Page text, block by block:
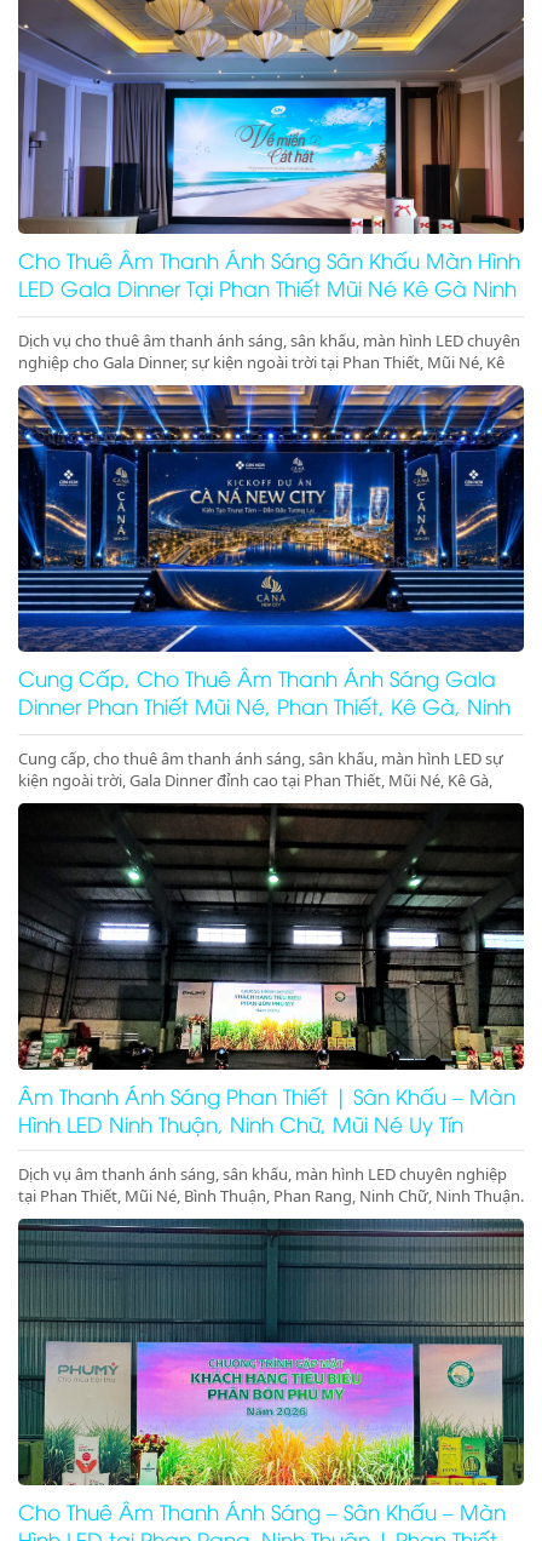
Cho Thuê Âm Thanh Ánh Sáng Sân Khấu Màn Hình
LED Gala Dinner Tại Phan Thiết Mũi Né Kê Gà Ninh
Thuận Ninh Chữ Vĩnh Hy Giá Rẻ Uy Tín
Dịch vụ cho thuê âm thanh ánh sáng, sân khấu, màn hình LED chuyên
nghiệp cho Gala Dinner, sự kiện ngoài trời tại Phan Thiết, Mũi Né, Kê
Gà, Ninh Thuận, Ninh Chữ, Vĩnh Hy. Thiết bị hiện đại, giá gốc tại kho,
phục vụ tận tâm. Gọi ngay hotline để nhận báo giá ưu đãi tốt nhất
hôm nay!
Cung Cấp, Cho Thuê Âm Thanh Ánh Sáng Gala
Dinner Phan Thiết Mũi Né, Phan Thiết, Kê Gà, Ninh
Thuận
Cung cấp, cho thuê âm thanh ánh sáng, sân khấu, màn hình LED sự
kiện ngoài trời, Gala Dinner đỉnh cao tại Phan Thiết, Mũi Né, Kê Gà,
Ninh Thuận, Ninh Chữ, Vĩnh Hy. Thiết bị hiện đại, giá cực tốt. Gọi ngay
nhận ưu đãi lớn!
Âm Thanh Ánh Sáng Phan Thiết | Sân Khấu – Màn
Hình LED Ninh Thuận, Ninh Chữ, Mũi Né Uy Tín
Dịch vụ âm thanh ánh sáng, sân khấu, màn hình LED chuyên nghiệp
tại Phan Thiết, Mũi Né, Bình Thuận, Phan Rang, Ninh Chữ, Ninh Thuận.
Setup trọn gói sự kiện, gala dinner, hội nghị. Gọi ngay!
Cho Thuê Âm Thanh Ánh Sáng – Sân Khấu – Màn